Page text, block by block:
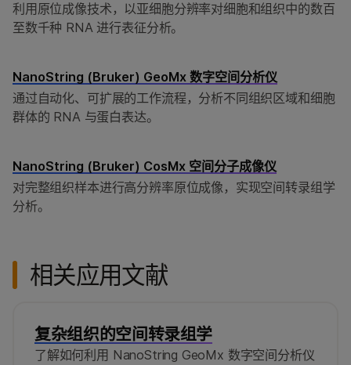
利用原位成像技术，以亚细胞分辨率对细胞和组织中的数百
至数千种 RNA 进行表征分析。
NanoString (Bruker) GeoMx 数字空间分析仪
通过自动化、可扩展的工作流程，分析不同组织区域和细胞
群体的 RNA 与蛋白表达。
NanoString (Bruker) CosMx 空间分子成像仪
对完整组织样本进行高分辨率原位成像，实现空间转录组学
分析。
相关应用文献
复杂组织的空间转录组学
了解如何利用 NanoString GeoMx 数字空间分析仪